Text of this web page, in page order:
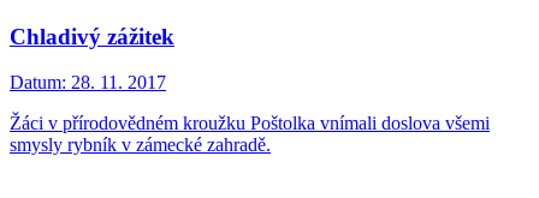
Chladivý zážitek
Datum: 28. 11. 2017
Žáci v přírodovědném kroužku Poštolka vnímali doslova všemi
smysly rybník v zámecké zahradě.